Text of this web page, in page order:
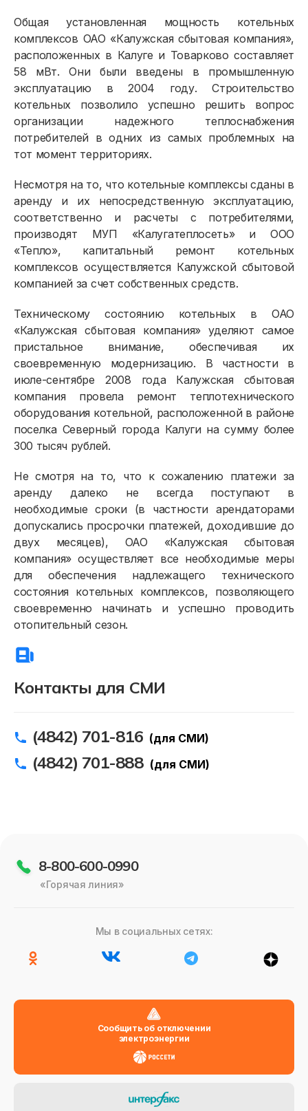
Контакты для СМИ
(4842) 701-816 (для СМИ)
(4842) 701-888 (для СМИ)
Общая установленная мощность котельных
комплексов ОАО «Калужская сбытовая компания»,
расположенных в Калуге и Товарково составляет
58 мВт. Они были введены в промышленную
эксплуатацию в 2004 году. Строительство
котельных позволило успешно решить вопрос
организации надежного теплоснабжения
потребителей в одних из самых проблемных на
тот момент территориях.
Несмотря на то, что котельные комплексы сданы в
аренду и их непосредственную эксплуатацию,
соответственно и расчеты с потребителями,
производят МУП «Калугатеплосеть» и ООО
«Тепло», капитальный ремонт котельных
комплексов осуществляется Калужской сбытовой
компанией за счет собственных средств.
Техническому состоянию котельных в ОАО
«Калужская сбытовая компания» уделяют самое
пристальное внимание, обеспечивая их
своевременную модернизацию. В частности в
июле-сентябре 2008 года Калужская сбытовая
компания провела ремонт теплотехнического
оборудования котельной, расположенной в районе
поселка Северный города Калуги на сумму более
300 тысяч рублей.
Не смотря на то, что к сожалению платежи за
аренду далеко не всегда поступают в
необходимые сроки (в частности арендаторами
допускались просрочки платежей, доходившие до
двух месяцев), ОАО «Калужская сбытовая
компания» осуществляет все необходимые меры
для обеспечения надлежащего технического
состояния котельных комплексов, позволяющего
своевременно начинать и успешно проводить
отопительный сезон.
8-800-600-0990
«Горячая линия»
Мы в социальных сетях:
Сообщить об отключении
электроэнергии
Физическим лицам
Договор энергоснабжения
Расчёты и оплата
Приборы учёта и показания
Онлайн-сервисы
Полезное